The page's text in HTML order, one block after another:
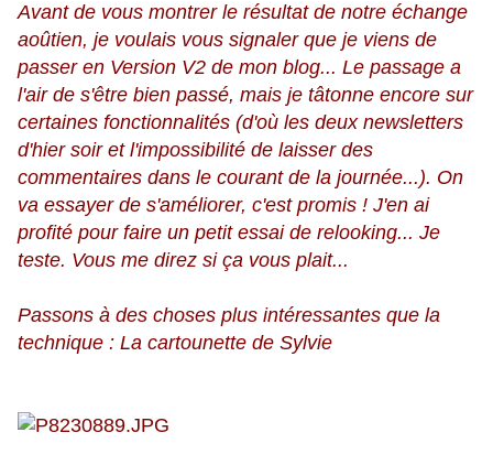
Avant de vous montrer le résultat de notre échange
aoûtien, je voulais vous signaler que je viens de
passer en Version V2 de mon blog... Le passage a
l'air de s'être bien passé, mais je tâtonne encore sur
certaines fonctionnalités (d'où les deux newsletters
d'hier soir et l'impossibilité de laisser des
commentaires dans le courant de la journée...). On
va essayer de s'améliorer, c'est promis ! J'en ai
profité pour faire un petit essai de relooking... Je
teste. Vous me direz si ça vous plait...
Passons à des choses plus intéressantes que la
technique : La cartounette de Sylvie